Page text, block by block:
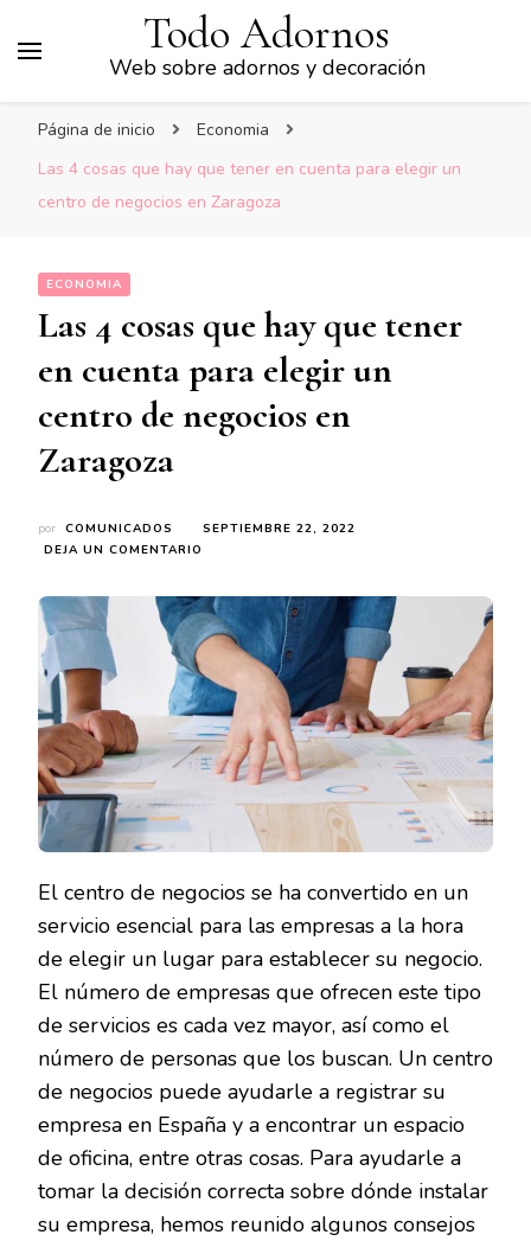
Todo Adornos
Web sobre adornos y decoración
Página de inicio
Economia
Las 4 cosas que hay que tener en cuenta para elegir un
centro de negocios en Zaragoza
ECONOMIA
Las 4 cosas que hay que tener
en cuenta para elegir un
centro de negocios en
Zaragoza
por COMUNICADOS
SEPTIEMBRE 22, 2022
DEJA UN COMENTARIO
COSAS
QUE
HAY
QUE
TENER
EN
CUENTA
PARA
ELEGIR
CENTRO
EN
El centro de negocios se ha convertido en un
servicio esencial para las empresas a la hora
de elegir un lugar para establecer su negocio.
El número de empresas que ofrecen este tipo
de servicios es cada vez mayor, así como el
número de personas que los buscan. Un centro
de negocios puede ayudarle a registrar su
empresa en España y a encontrar un espacio
de oficina, entre otras cosas. Para ayudarle a
tomar la decisión correcta sobre dónde instalar
su empresa, hemos reunido algunos consejos